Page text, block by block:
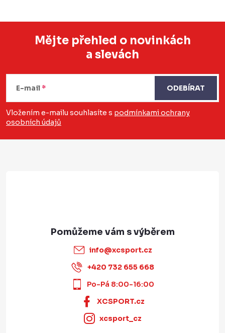
á
a
Mějte přehled o novinkách
a slevách
E-mail
Vložením e-mailu souhlasíte s podmínkami ochrany
osobních údajů
ODEBÍRAT
info@xcsport.cz
+420 732 655 668
Po-Pá 8:00-16:00
XCSPORT.cz
xcsport_cz